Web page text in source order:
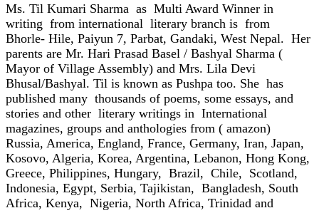
Ms. Til Kumari Sharma as Multi Award Winner in
writing from international literary branch is from
Bhorle- Hile, Paiyun 7, Parbat, Gandaki, West Nepal. Her
parents are Mr. Hari Prasad Basel / Bashyal Sharma (
Mayor of Village Assembly) and Mrs. Lila Devi
Bhusal/Bashyal. Til is known as Pushpa too. She has
published many thousands of poems, some essays, and
stories and other literary writings in International
magazines, groups and anthologies from ( amazon)
Russia, America, England, France, Germany, Iran, Japan,
Kosovo, Algeria, Korea, Argentina, Lebanon, Hong Kong,
Greece, Philippines, Hungary, Brazil, Chile, Scotland,
Indonesia, Egypt, Serbia, Tajikistan, Bangladesh, South
Africa, Kenya, Nigeria, North Africa, Trinidad and